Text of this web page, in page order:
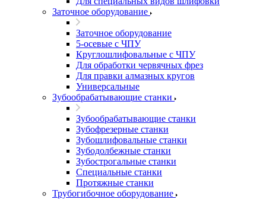
Заточное оборудование
Заточное оборудование
5-осевые с ЧПУ
Круглошлифовальные с ЧПУ
Для обработки червячных фрез
Для правки алмазных кругов
Универсальные
Зубообрабатывающие станки
Зубообрабатывающие станки
Зубофрезерные станки
Зубошлифовальные станки
Зубодолбежные станки
Зубострогальные станки
Специальные станки
Протяжные станки
Трубогибочное оборудование